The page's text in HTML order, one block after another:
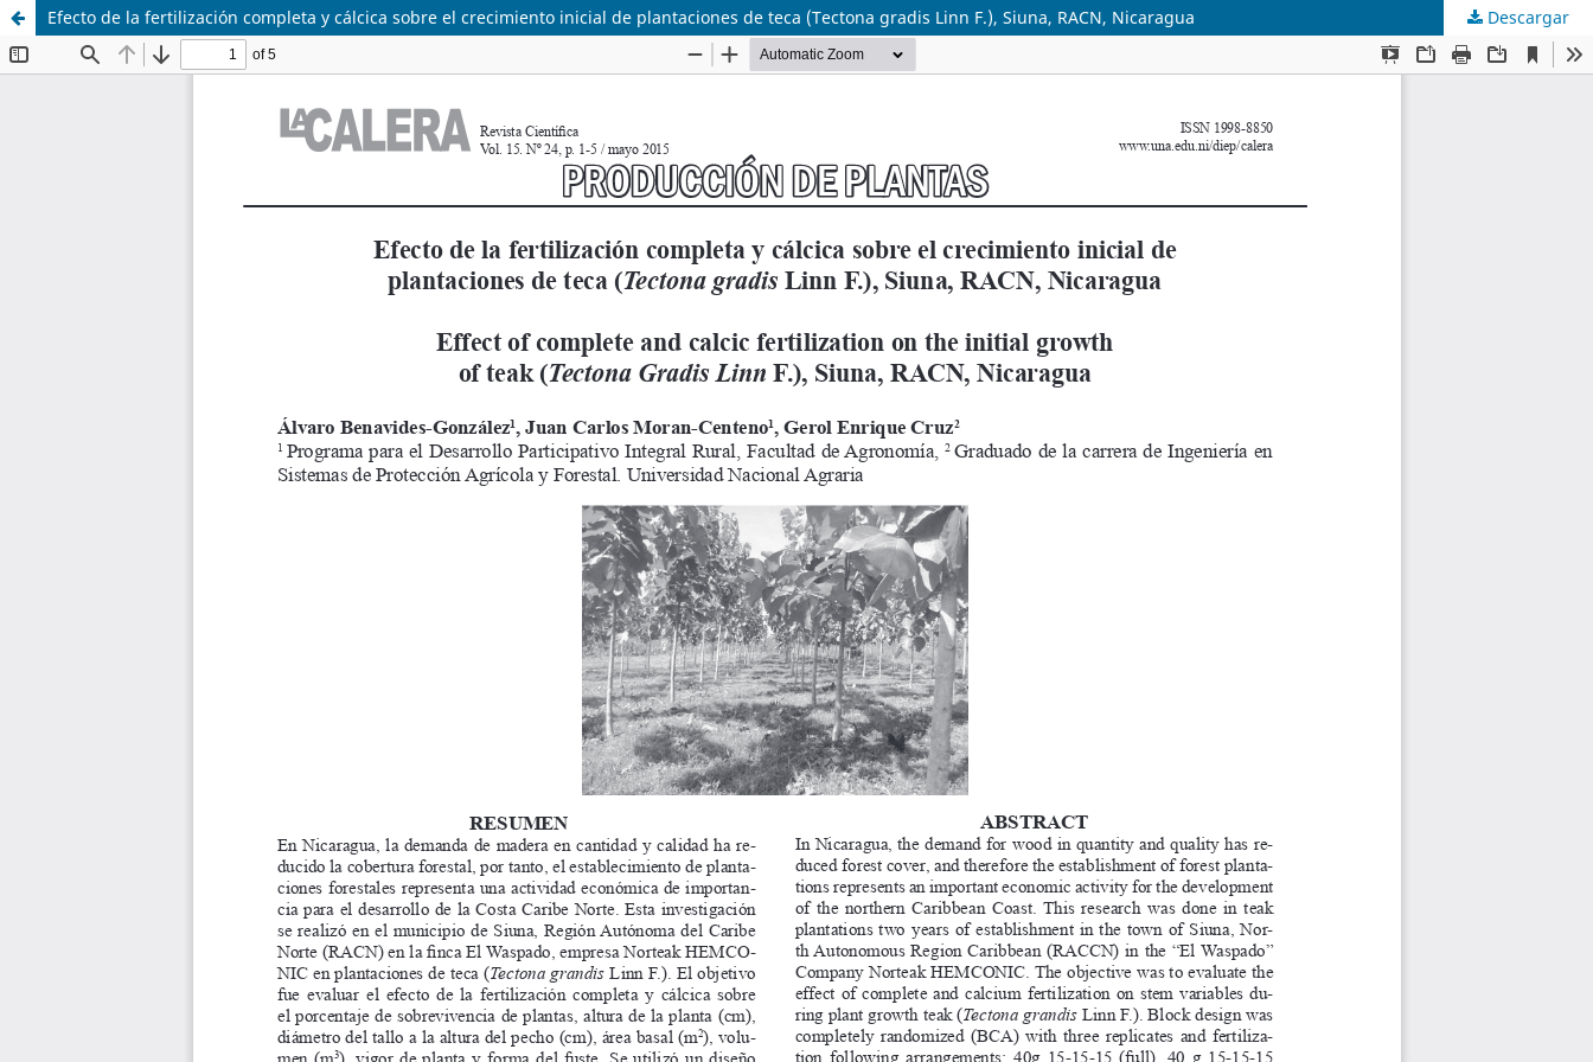
Efecto de la fertilización completa y cálcica sobre el crecimiento inicial de plantaciones de teca (Tectona gradis Linn F.), Siuna, RACN, Nicaragua Descargar